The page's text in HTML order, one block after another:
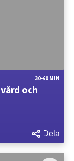
30-60 MIN
och
Dela